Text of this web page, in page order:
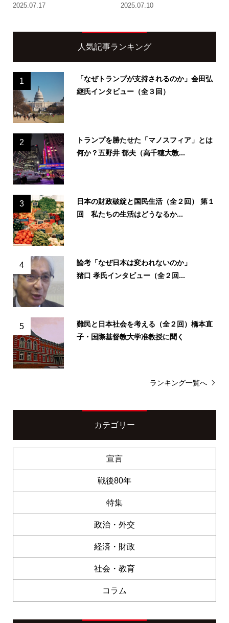
2025.07.17 2025.07.10
人気記事ランキング
1
「なぜトランプが支持されるのか」会田弘
継氏インタビュー（全３回）
2
トランプを勝たせた「マノスフィア」とは
何か？五野井 郁夫（高千穂大教...
3
日本の財政破綻と国民生活（全２回） 第１
回 私たちの生活はどうなるか...
4
論考「なぜ日本は変われないのか」
猪口 孝氏インタビュー（全２回...
5
難民と日本社会を考える（全２回）橋本直
子・国際基督教大学准教授に聞く
ランキング一覧へ
カテゴリー
宣言
戦後80年
特集
政治・外交
経済・財政
社会・教育
コラム